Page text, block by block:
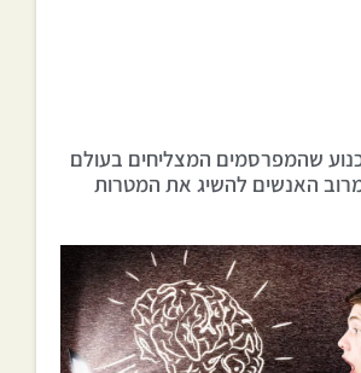
שהמפרסמים המצליחים בעולם
האנשים להשיג את המטרות